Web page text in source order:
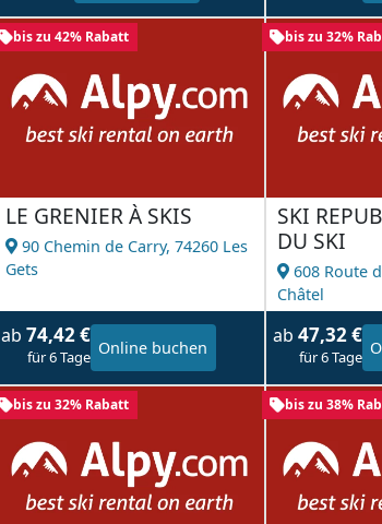
bis zu 42% Rabatt
LE GRENIER À SKIS
90 Chemin de Carry, 74260 Les
Gets
ab 74,42 €
für 6 Tage Online buchen
bis zu 32%
SKI
DU SKI
608 Route
Châtel
ab 47,32 €
für 6 Tage
bis zu 32% Rabatt bis zu 38%